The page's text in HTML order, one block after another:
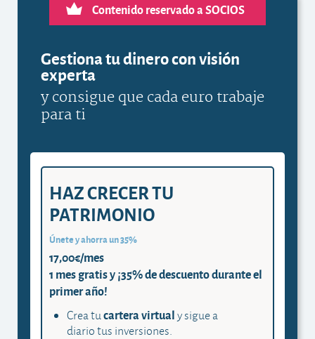
Contenido reservado a SOCIOS
Gestiona tu dinero con visión
experta
y consigue que cada euro trabaje
para ti
HAZ CRECER TU
PATRIMONIO
Únete y ahorra un 35%
17,00€/mes
1 mes gratis y ¡35% de descuento durante el
primer año!
Crea tucartera virtualy sigue a
diario tus inversiones.